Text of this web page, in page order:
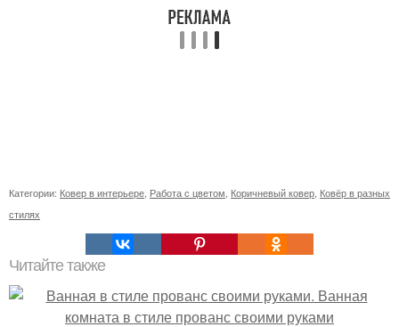
Категории: Ковер в интерьере Работа с цветом Коричневый ковер Ковёр в разных
стилях
Читайте также